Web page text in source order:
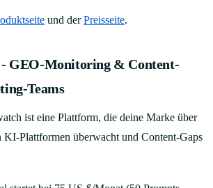
und derPreisseite.
GEO-Monitoring & Content-
Teams
ist eine Plattform, die deine Marke über
KI-Plattformen überwacht und Content-Gaps